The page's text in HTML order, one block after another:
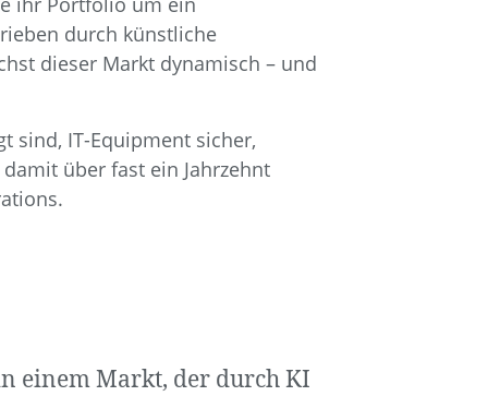
durch künstliche
dieser Markt dynamisch – und
sind, IT-Equipment sicher,
über fast ein Jahrzehnt
einem Markt, der durch KI